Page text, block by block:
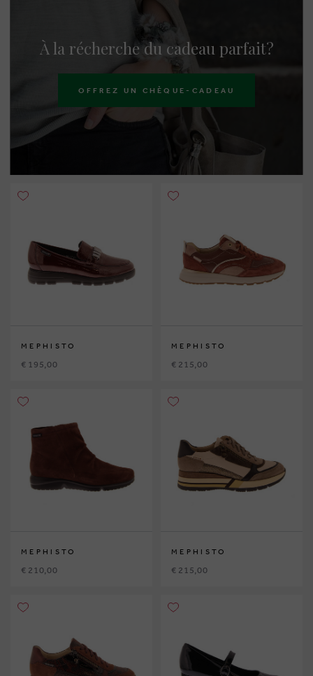
À la récherche du cadeau parfait?
OFFREZ UN CHÈQUE-CADEAU
MEPHISTO
€ 195,00
MEPHISTO
€ 215,00
MEPHISTO
€ 210,00
MEPHISTO
€ 215,00